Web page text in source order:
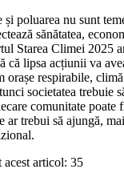
poluarea nu sunt
sănătatea,
Starea Climei 2025
că lipsa acțiunii va
orașe respirabile,
societatea trebuie
comunitate poate
ar trebui să ajungă,
articol: 35